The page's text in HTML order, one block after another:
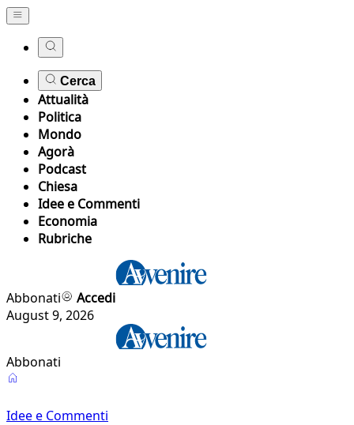
Cerca
Attualità
Politica
Mondo
Agorà
Podcast
Chiesa
Idee e Commenti
Economia
Rubriche
Abbonati
Accedi
August 9, 2026
Abbonati
Idee e Commenti